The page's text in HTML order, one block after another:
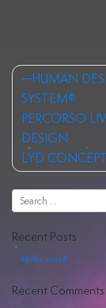
Human
Iniziatiche
Registri
Post
navigation
HUMAN
SYSTEM®
PERCORSO
DESIGN
LYD
Recent Posts
Hello world!
Recent Comments